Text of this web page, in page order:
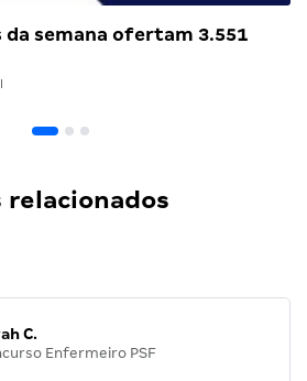
semana ofertam 3.551
C.
Enfermeiro PSF